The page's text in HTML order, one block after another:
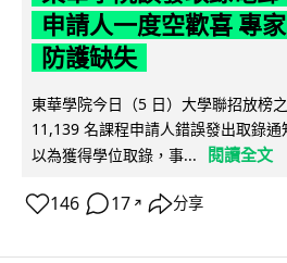
申請人一度空歡喜 專
防護缺失
東華學院今日（5 日）大學聯招放榜
11,139 名課程申請人錯誤發出取錄
以為獲得學位取錄，事...
閱讀全文
146 17 ↗ 分享